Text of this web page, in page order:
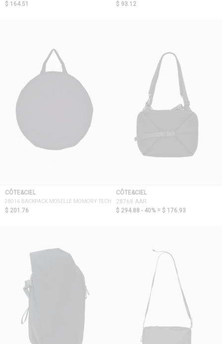
$ 164.51 $ 93.12
CÔTE&CIEL
28016 BACKPACK MOSELLE MOMORY TECH
$ 201.76
CÔTE&CIEL
28768 AAR
$ 294.88 - 40% = $ 176.93